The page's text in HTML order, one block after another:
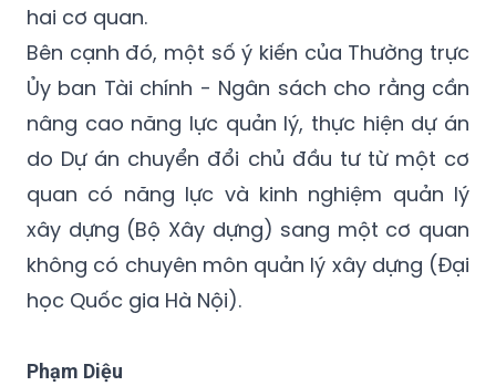
nhất trí với đề xuất của Chính phủ về việc
điều chuyển vốn Ngân sách Nhà nước giữa
hai cơ quan.
Bên cạnh đó, một số ý kiến của Thường trực
Ủy ban Tài chính - Ngân sách cho rằng cần
nâng cao năng lực quản lý, thực hiện dự án
do Dự án chuyển đổi chủ đầu tư từ một cơ
quan có năng lực và kinh nghiệm quản lý
xây dựng (Bộ Xây dựng) sang một cơ quan
học Quốc gia Hà Nội).